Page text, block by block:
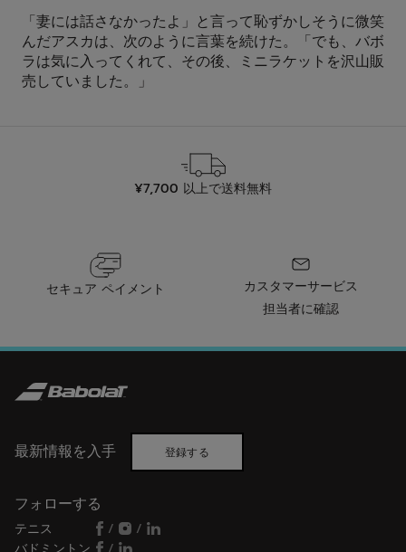
「妻には話さなかったよ」と言って恥ずかしそうに微笑
んだアスカは、次のように言葉を続けた。「でも、バボ
ラは気に入ってくれて、その後、ミニラケットを沢山販
売していました。」
¥7,700 以上で送料無料
セキュア ペイメント
カスタマーサービス
担当者に確認
最新情報を入手 登録する
フォローする
テニス /
/